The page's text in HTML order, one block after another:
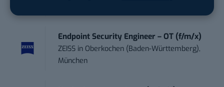
Endpoint Security Engineer – OT (f/m/x)
ZEISS in Oberkochen (Baden-Württemberg),
München